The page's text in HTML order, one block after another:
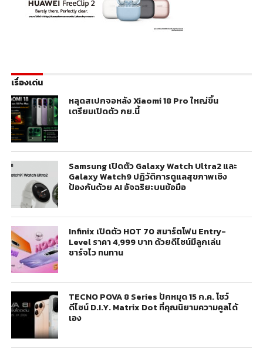
เรื่องเด่น
หลุดสเปกจอหลัง Xiaomi 18 Pro ใหญ่ขึ้น
เตรียมเปิดตัว กย.นี้
Samsung เปิดตัว Galaxy Watch Ultra2 และ
Galaxy Watch9 ปฏิวัติการดูแลสุขภาพเชิง
ป้องกันด้วย AI อัจฉริยะบนข้อมือ
Infinix เปิดตัว HOT 70 สมาร์ตโฟน Entry-
Level ราคา 4,999 บาท ด้วยดีไซน์มีลูกเล่น
ชาร์จไว ทนทาน
TECNO POVA 8 Series ปักหมุด 15 ก.ค. โชว์
ดีไซน์ D.I.Y. Matrix Dot ที่คุณนิยามความคูลได้
เอง